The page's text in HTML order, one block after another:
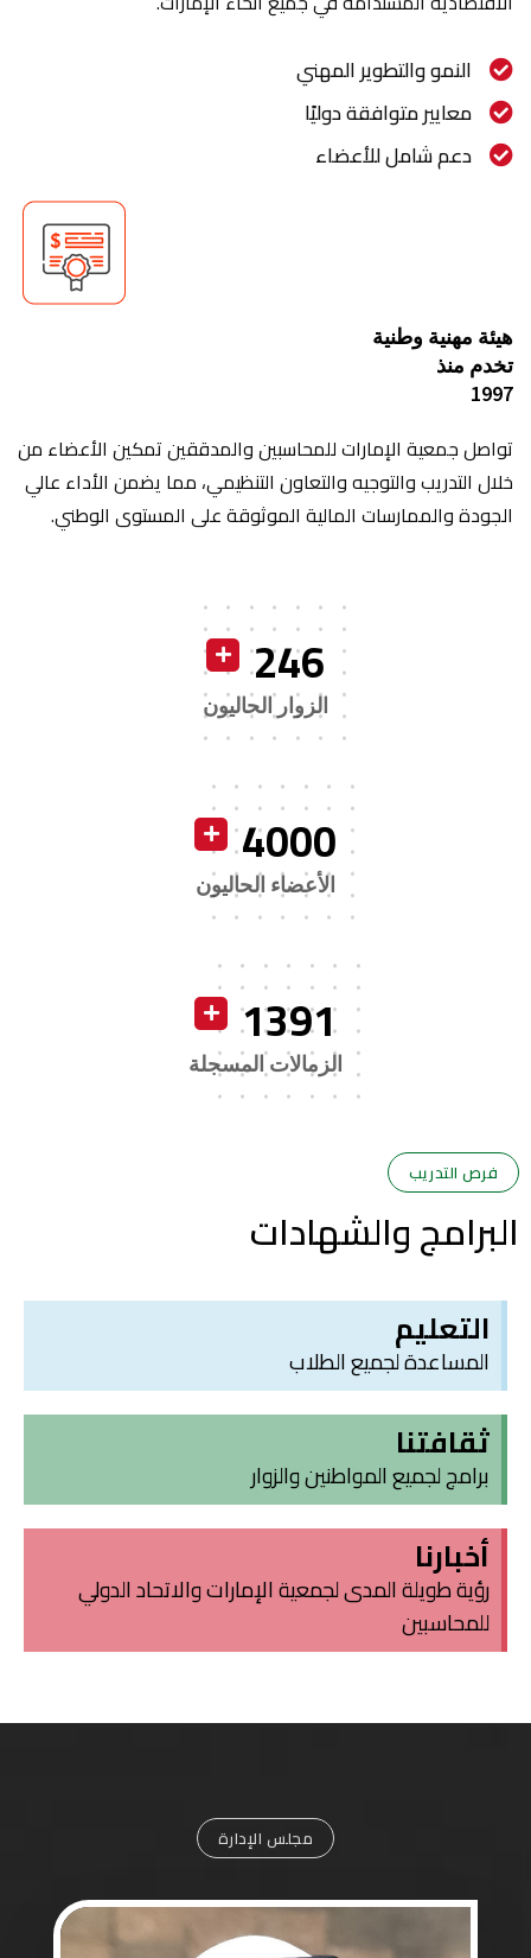
النمو والتطوير المهني
معايير متوافقة دوليًا
دعم شامل للأعضاء
هيئة مهنية وطنية
تخدم منذ
1997
تواصل جمعية الإمارات للمحاسبين والمدققين تمكين الأعضاء من
خلال التدريب والتوجيه والتعاون التنظيمي، مما يضمن الأداء عالي
الجودة والممارسات المالية الموثوقة على المستوى الوطني.
246
الزوار الحاليون
4000
الأعضاء الحاليون
1391
الزمالات المسجلة
فرص التدريب
البرامج والشهادات
التعليم
المساعدة لجميع الطلاب
ثقافتنا
برامج لجميع المواطنين والزوار
أخبارنا
رؤية طويلة المدى لجمعية الإمارات والاتحاد الدولي
للمحاسبين
مجلس الإدارة